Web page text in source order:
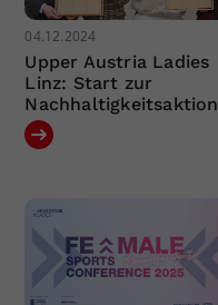
04.12.2024
Upper Austria Ladies
Linz: Start zur
Nachhaltigkeitsaktion